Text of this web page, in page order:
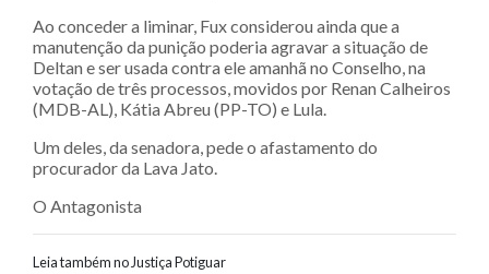
Ao conceder a liminar, Fux considerou ainda que a
manutenção da punição poderia agravar a situação de
Deltan e ser usada contra ele amanhã no Conselho, na
votação de três processos, movidos por Renan Calheiros
(MDB-AL), Kátia Abreu (PP-TO) e Lula.
Um deles, da senadora, pede o afastamento do
procurador da Lava Jato.
O Antagonista
Leia também no Justiça Potiguar